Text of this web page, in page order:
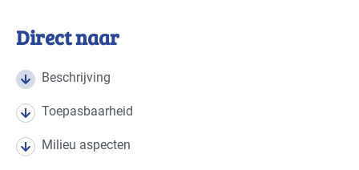
Toepasbaar voor branches
branches
Autobranche - autoschadeherstel
Bouw - schilders en onderhoud
Direct naar
Beschrijving
Toepasbaarheid
Milieu aspecten